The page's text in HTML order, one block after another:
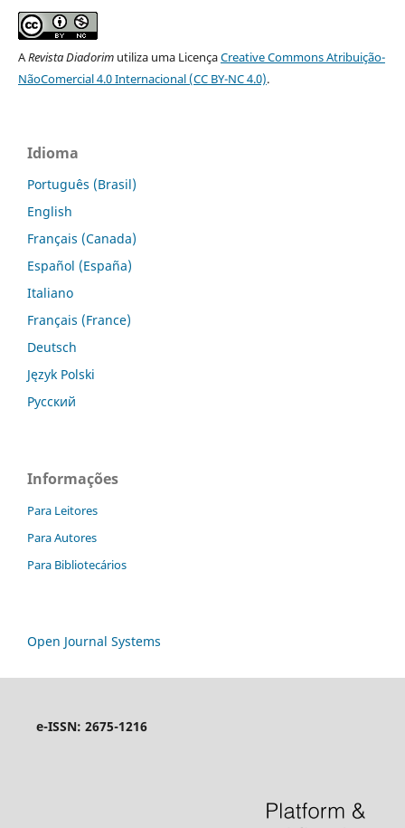
ARevista Diadorimutiliza uma LicençaCreative Commons Atribuição-
NãoComercial 4.0 Internacional (CC BY-NC 4.0).
Idioma
Português (Brasil)
English
Français (Canada)
Español (España)
Italiano
Français (France)
Deutsch
Język Polski
Русский
Informações
Para Leitores
Para Autores
Para Bibliotecários
Open Journal Systems
e-ISSN: 2675-1216